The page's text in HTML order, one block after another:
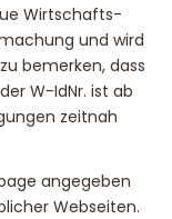
Wirtschafts-
und wird
bemerken, dass
W-IdNr. ist ab
zeitnah
angegeben
Webseiten.